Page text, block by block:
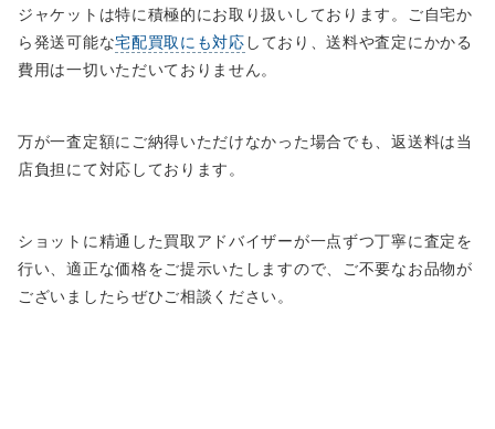
ジャケットは特に積極的にお取り扱いしております。ご自宅か
ら発送可能な宅配買取にも対応 しており、送料や査定にかかる
費用は一切いただいておりません。
万が一査定額にご納得いただけなかった場合でも、返送料は当
店負担にて対応しております。
ショットに精通した買取アドバイザーが一点ずつ丁寧に査定を
行い、適正な価格をご提示いたしますので、ご不要なお品物が
ございましたらぜひご相談ください。